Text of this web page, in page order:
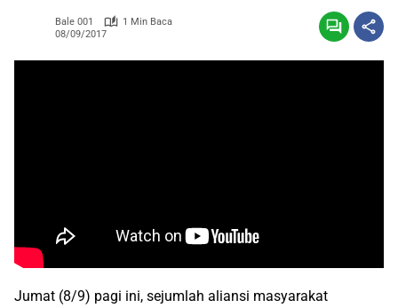
Bale 001
1 Min Baca
08/09/2017
Jumat (8/9) pagi ini, sejumlah aliansi masyarakat